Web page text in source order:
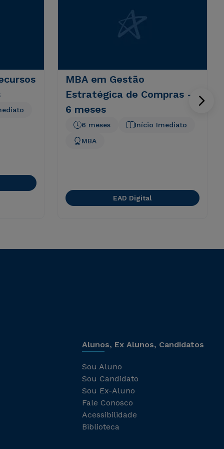
MBA em Gestão
Estratégica de Compras -
6 meses
Início Imediato
6 meses
MBA
EAD Digital
Alunos, Ex Alunos, Candidatos
Sou Aluno
Sou Candidato
Sou Ex-Aluno
Fale Conosco
Acessibilidade
Biblioteca